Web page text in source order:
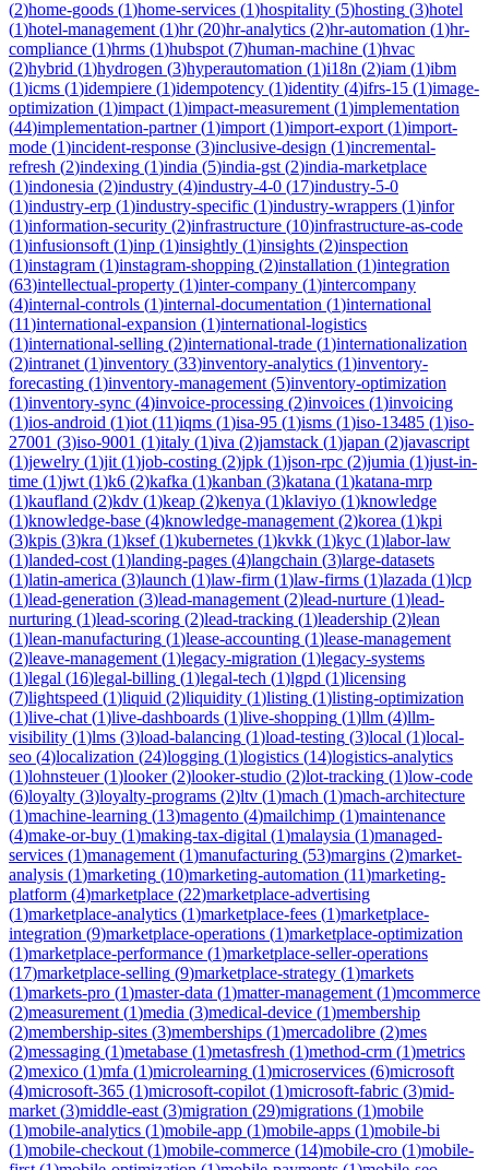
(2)home-goods (1)home-services (1)hospitality (5)hosting (3)hotel
(1)hotel-management (1)hr(20)hr-analytics (2)hr-automation (1)hr-
compliance (1)hrms (1)hubspot (7)human-machine (1)hvac
(2)hybrid (1)hydrogen (3)hyperautomation (1)i18n (2)iam (1)ibm
(1)icms (1)idempiere (1)idempotency (1)identity (4)ifrs-15 (1)image-
optimization (1)impact (1)impact-measurement (1)implementation
(44)implementation-partner(1)import (1)import-export (1)import-
mode (1)incident-response (3)inclusive-design (1)incremental-
refresh (2)indexing (1)india (5)india-gst (2)india-marketplace
(1)indonesia (2)industry (4)industry-4-0 (17)industry-5-0
(1)industry-erp (1)industry-specific (1)industry-wrappers (1)infor
(1)information-security (2)infrastructure (10)infrastructure-as-code
(1)infusionsoft (1)inp (1)insightly (1)insights (2)inspection
(1)instagram (1)instagram-shopping (2)installation (1)integration
(63)intellectual-property (1)inter-company (1)intercompany
(4)internal-controls (1)internal-documentation (1)international
(11)international-expansion (1)international-logistics
(1)international-selling (2)international-trade (1)internationalization
(2)intranet (1)inventory (33)inventory-analytics (1)inventory-
forecasting (1)inventory-management (5)inventory-optimization
(1)inventory-sync (4)invoice-processing (2)invoices (1)invoicing
(1)ios-android (1)iot (11)iqms (1)isa-95 (1)isms (1)iso-13485 (1)iso-
27001 (3)iso-9001 (1)italy (1)iva (2)jamstack (1)japan (2)javascript
(1)jewelry (1)jit (1)job-costing (2)jpk (1)json-rpc (2)jumia (1)just-in-
time (1)jwt (1)k6 (2)kafka (1)kanban (3)katana (1)katana-mrp
(1)kaufland (2)kdv (1)keap (2)kenya (1)klaviyo (1)knowledge
(1)knowledge-base (4)knowledge-management (2)korea (1)kpi
(3)kpis (3)kra (1)ksef(1)kubernetes (1)kvkk (1)kyc (1)labor-law
(1)landed-cost (1)landing-pages (4)langchain (3)large-datasets
(1)latin-america (3)launch (1)law-firm (1)law-firms (1)lazada (1)lcp
(1)lead-generation (3)lead-management (2)lead-nurture (1)lead-
nurturing (1)lead-scoring (2)lead-tracking (1)leadership (2)lean
(1)lean-manufacturing (1)lease-accounting (1)lease-management
(2)leave-management (1)legacy-migration (1)legacy-systems
(1)legal (16)legal-billing (1)legal-tech (1)lgpd (1)licensing
(7)lightspeed (1)liquid (2)liquidity (1)listing (1)listing-optimization
(1)live-chat (1)live-dashboards (1)live-shopping (1)llm (4)llm-
visibility (1)lms (3)load-balancing (1)load-testing (3)local (1)local-
seo (4)localization (24)logging (1)logistics (14)logistics-analytics
(1)lohnsteuer(1)looker(2)looker-studio (2)lot-tracking (1)low-code
(6)loyalty (3)loyalty-programs (2)ltv (1)mach (1)mach-architecture
(1)machine-learning (13)magento (4)mailchimp (1)maintenance
(4)make-or-buy (1)making-tax-digital (1)malaysia (1)managed-
services (1)management (1)manufacturing (53)margins (2)market-
analysis (1)marketing (10)marketing-automation (11)marketing-
platform (4)marketplace (22)marketplace-advertising
(1)marketplace-analytics (1)marketplace-fees (1)marketplace-
integration (9)marketplace-operations (1)marketplace-optimization
(1)marketplace-performance (1)marketplace-seller-operations
(17)marketplace-selling (9)marketplace-strategy (1)markets
(1)markets-pro (1)master-data (1)matter-management (1)mcommerce
(2)measurement (1)media (3)medical-device (1)membership
(2)membership-sites (3)memberships (1)mercadolibre (2)mes
(2)messaging (1)metabase (1)metasfresh (1)method-crm (1)metrics
(2)mexico (1)mfa (1)microlearning (1)microservices (6)microsoft
(4)microsoft-365 (1)microsoft-copilot (1)microsoft-fabric (3)mid-
market (3)middle-east (3)migration (29)migrations (1)mobile
(1)mobile-analytics (1)mobile-app (1)mobile-apps (1)mobile-bi
(1)mobile-checkout (1)mobile-commerce (14)mobile-cro (1)mobile-